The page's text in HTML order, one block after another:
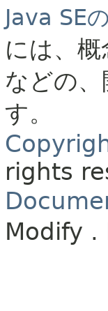
Java SE
には、
などの
す。
rights
Modify .